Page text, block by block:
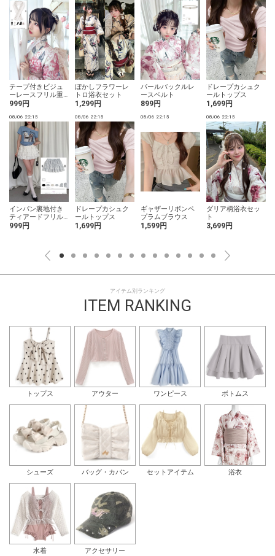
テープ付きビジュ
ーレースフリル重
ね衿
999円
ぼかしフラワーレ
トロ浴衣セット
1,299円
パールバックルレ
ースベルト
899円
ドレープカシュク
ールトップス
1,699円
08/06 22:15
インパン裏地付き
ティアードフリル
ミニスカート
999円
08/06 22:15
ドレープカシュク
ールトップス
1,699円
08/06 22:15
ギャザーリボンペ
プラムブラウス
1,599円
08/06 22:15
ダリア柄浴衣セッ
ト
3,699円
アイテム別ランキング
ITEM RANKING
トップス アウター ワンピース ボトムス
シューズ バッグ・カバン セットアイテム 浴衣
水着 アクセサリー